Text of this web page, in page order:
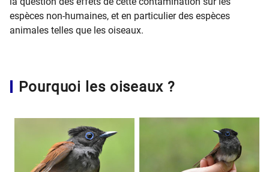
espèces non-humaines, et en particulier des espèces
animales telles que les oiseaux.
Pourquoi les oiseaux ?